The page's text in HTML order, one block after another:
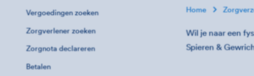
Vergoedingen zoeken
Zorgverlener zoeken
Zorgnota declareren
Betalen
Home
Wil je naar een
Spieren &